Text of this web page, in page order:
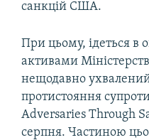
санкцій США.
При цьому, ідеться в
активами
нещодавно ухвалений
протистояння
Adversaries Through
серпня. Частиною